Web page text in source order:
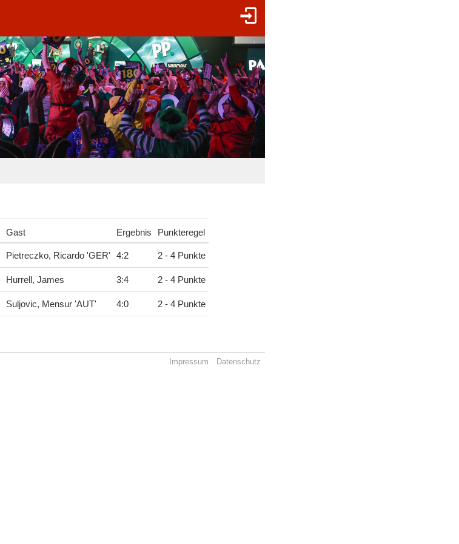
Gast Ergebnis Punkteregel
Pietreczko, Ricardo 'GER' 4:2 2 - 4 Punkte
Hurrell, James 3:4 2 - 4 Punkte
Suljovic, Mensur 'AUT' 4:0 2 - 4 Punkte
Impressum Datenschutz